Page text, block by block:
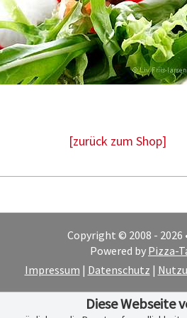
[zurück zum Shop]
Copyright © 2008 -
Powered by Pizza-
Impressum | Datenschutz |
Diese Webseite